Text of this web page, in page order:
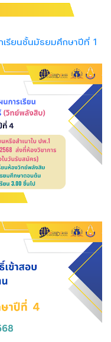
เรียนชั้นมัธยมศึกษาปีที่ 1